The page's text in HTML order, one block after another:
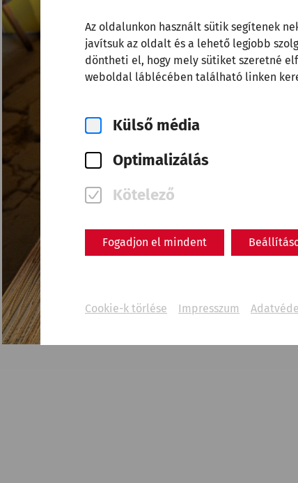
Az oldalunkon használt sütik segítenek
javítsuk az oldalt és a lehető legjobb
döntheti el, hogy mely sütiket szeretné
weboldal láblécében található linken
Külső média
Optimalizálás
Kötelező
Fogadjon el mindent
Cookie-k törlése Impresszum